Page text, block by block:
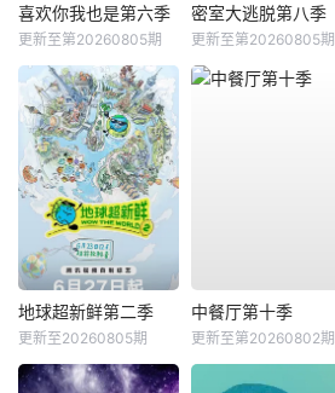
喜欢你我也是第六季
更新至第20260805期
密室大逃脱第八季
更新至第20260805期
地球超新鲜第二季
更新至20260805期
中餐厅第十季
更新至第20260802期